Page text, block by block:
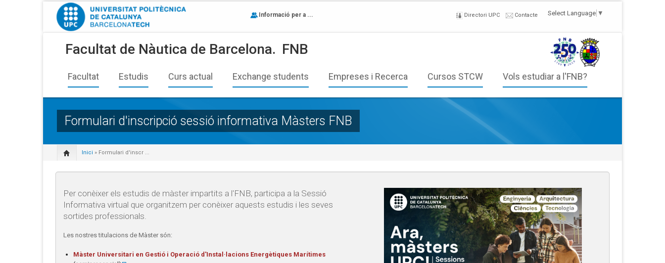
Select Language ▼
Directori UPC Contacte
Informació per a ...
Facultat de Nàutica de Barcelona. FNB
Facultat Estudis Curs actual Exchange students Empreses i Recerca Cursos STCW Vols estudiar a l'FNB?
Formulari d'inscripció sessió informativa Màsters FNB
Inici » Formulari d'inscr ...
Per conèixer els estudis de màster impartits a l'FNB, participa a la Sessió
Informativa virtual que organitzem per conèixer aquests estudis i les seves
sortides professionals.
Les nostres titulacions de Màster són:
Màster Universitari en Gestió i Operació d'Instal·lacions Energètiques Marítimes